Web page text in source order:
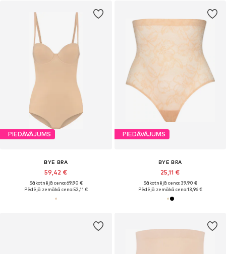
PIEDĀVĀJUMS
BYE BRA
59,42 €
Sākotnējā cena: 69,90 €
Pēdējā zemākā cena:52,11 €
PIEDĀVĀJUMS
BYE BRA
25,11 €
Sākotnējā cena: 39,90 €
Pēdējā zemākā cena:13,96 €